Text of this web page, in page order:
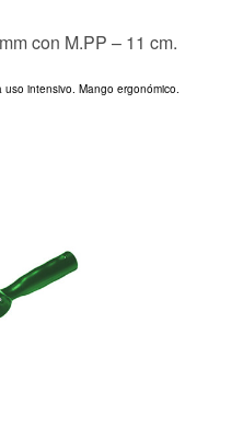
con M.PP – 11 cm.
intensivo. Mango ergonómico.